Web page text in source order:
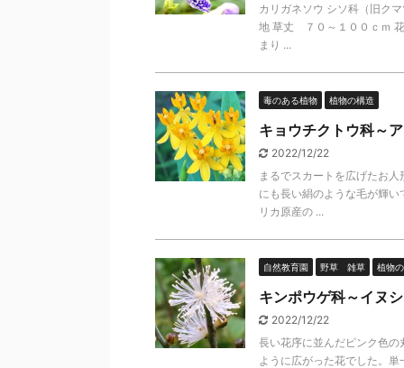
カリガネソウ シソ科（旧ク
地 草丈 ７０～１００ｃｍ
まり ...
毒のある植物 植物の構造
キョウチクトウ科～
2022/12/22
まるでスカートを広げたお
にも長い絹のような毛が輝
リカ原産の ...
自然教育園 野草 雑草 植物
キンポウゲ科～イヌ
2022/12/22
長い花序に並んだピンク色
ように広がった花でした。単